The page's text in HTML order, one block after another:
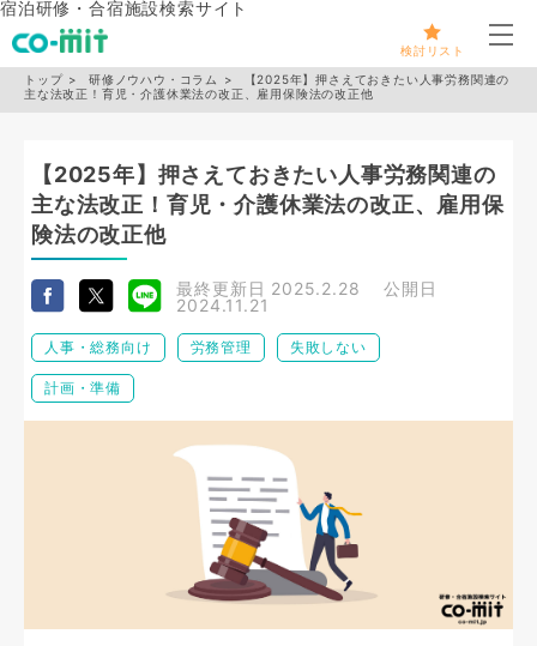
宿泊研修・合宿施設検索サイト
検討リスト
メ
トップ 研修ノウハウ・コラム
【2025年】押さえておきたい人事労務関連の
主な法改正！育児・介護休業法の改正、雇用保険法の改正他
【2025年】押さえておきたい人事労務関連の
主な法改正！育児・介護休業法の改正、雇用保
険法の改正他
最終更新日 2025.2.28
公開日
2024.11.21
人事・総務向け 労務管理 失敗しない
計画・準備